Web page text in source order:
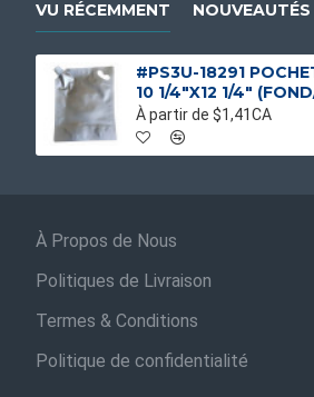
VU RÉCEMMENT NOUVEAUTÉS
10 1/4"X12 1/4" (FOND/
À partir de $1,41CA
À Propos de Nous
Politiques de Livraison
Termes & Conditions
Politique de confidentialité